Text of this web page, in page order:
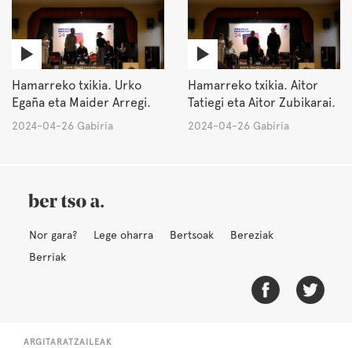
Hamarreko txikia. Urko
Egaña eta Maider Arregi.
2024-04-26 Gabiria
Hamarreko txikia. Aitor
Tatiegi eta Aitor Zubikarai.
2024-04-26 Gabiria
Nor gara? Lege oharra Bertsoak
Bereziak
Berriak
ARGITARATZAILEAK